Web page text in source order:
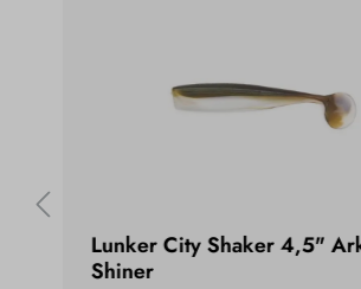
Lunker City Shaker 4,5"
Shiner